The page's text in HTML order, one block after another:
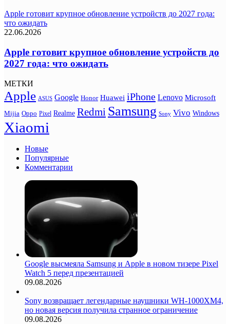
Apple готовит крупное обновление устройств до 2027 года:
что ожидать
22.06.2026
Apple готовит крупное обновление устройств до
2027 года: что ожидать
МЕТКИ
Apple ASUS Google Honor Huawei iPhone Lenovo Microsoft
Mijia Oppo Pixel Realme Redmi Samsung Sony Vivo Windows
Xiaomi
Новые
Популярные
Комментарии
Google высмеяла Samsung и Apple в новом тизере Pixel
Watch 5 перед презентацией
09.08.2026
Sony возвращает легендарные наушники WH-1000XM4,
но новая версия получила странное ограничение
09.08.2026